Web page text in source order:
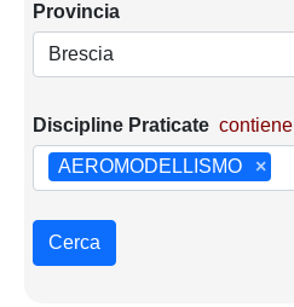
Provincia
Brescia
Discipline Praticate contiene
×
AEROMODELLISMO
Cerca